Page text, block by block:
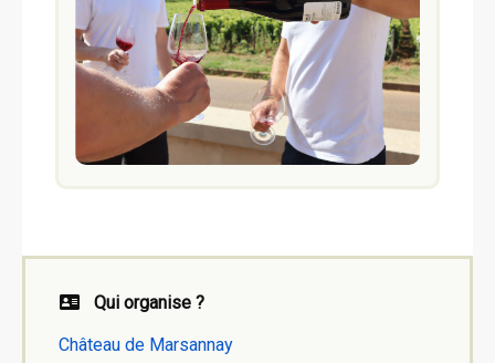
Qui organise ?
Château de Marsannay